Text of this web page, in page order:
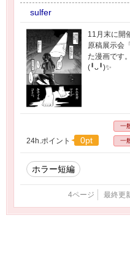
sulfer
11月末に開
原稿展示会
た漫画です
(╹ᴗ╹)✨
24h.ポイント 0pt
一
一
ホラー短編
4ページ 最終更